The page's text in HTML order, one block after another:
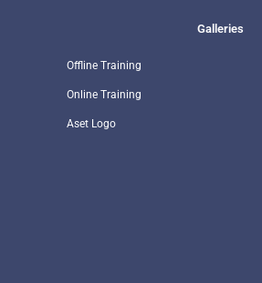
Galleries
Offline Training
Online Training
Aset Logo